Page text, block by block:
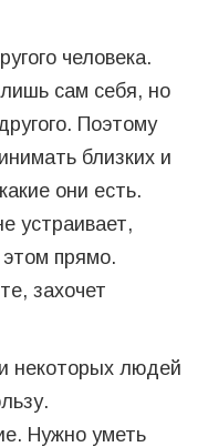
человека.
сам себя, но
Поэтому
близких и
они есть.
устраивает,
прямо.
захочет
некоторых людей
Нужно уметь